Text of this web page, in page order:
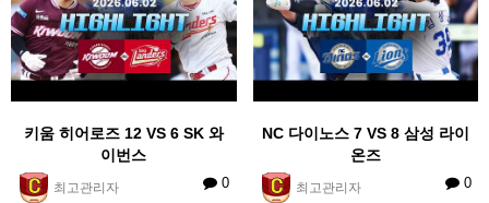
키움 히어로즈 12 VS 6 SK 와
이번스
최고관리자 0
NC 다이노스 7 VS 8 삼성 라이
온즈
최고관리자 0